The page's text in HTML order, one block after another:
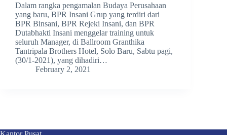
Dalam rangka pengamalan Budaya Perusahaan
yang baru, BPR Insani Grup yang terdiri dari
BPR Binsani, BPR Rejeki Insani, dan BPR
Dutabhakti Insani menggelar training untuk
seluruh Manager, di Ballroom Granthika
Tantripala Brothers Hotel, Solo Baru, Sabtu pagi,
(30/1-2021), yang dihadiri…
February 2, 2021